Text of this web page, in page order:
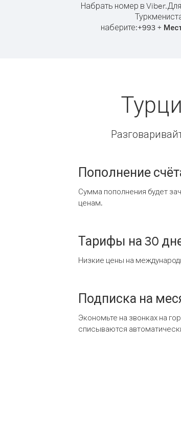
Набрать номер в Viber.
наберите:+993 +
Пополнение
Сумма пополнения будет
ценам.
Тарифы на 30
Низкие цены на
Подписка на
Экономьте на звонках на
списываются